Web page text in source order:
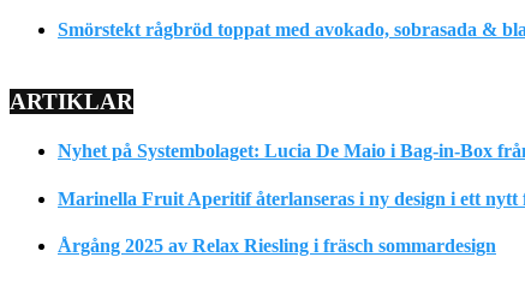
Smörstekt rågbröd toppat med avokado, sobrasada &
ARTIKLAR
Nyhet på Systembolaget: Lucia De Maio i Bag-in-Box
Marinella Fruit Aperitif återlanseras i ny design i ett nytt
Årgång 2025 av Relax Riesling i fräsch sommardesign